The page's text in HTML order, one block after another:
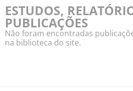
ESTUDOS,
PUBLICAÇÕES
Não foram encontradas
na biblioteca do site.